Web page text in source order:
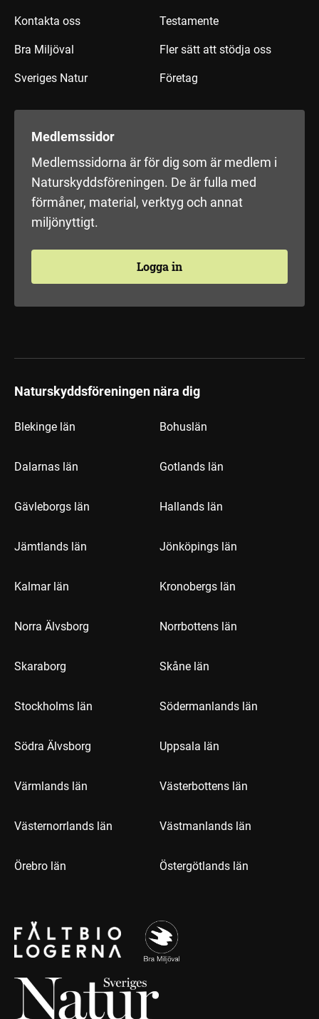
Kontakta oss
Bra Miljöval
Sveriges Natur
Testamente
Fler sätt att stödja oss
Företag
Medlemssidor
Medlemssidorna är för dig som är medlem i
Naturskyddsföreningen. De är fulla med
förmåner, material, verktyg och annat
miljönyttigt.
Logga in
Naturskyddsföreningen nära dig
Blekinge län Bohuslän
Dalarnas län Gotlands län
Gävleborgs län Hallands län
Jämtlands län Jönköpings län
Kalmar län Kronobergs län
Norra Älvsborg Norrbottens län
Skaraborg Skåne län
Stockholms län Södermanlands län
Södra Älvsborg Uppsala län
Värmlands län Västerbottens län
Västernorrlands län Västmanlands län
Örebro län Östergötlands län